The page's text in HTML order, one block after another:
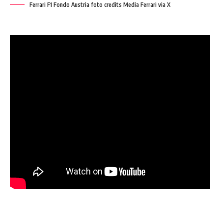
Ferrari F1 Fondo Austria foto credits Media Ferrari via X